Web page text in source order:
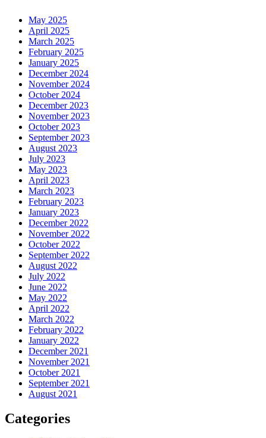
May 2025
April 2025
March 2025
February 2025
January 2025
December 2024
November 2024
October 2024
December 2023
November 2023
October 2023
September 2023
August 2023
July 2023
May 2023
April 2023
March 2023
February 2023
January 2023
December 2022
November 2022
October 2022
September 2022
August 2022
July 2022
June 2022
May 2022
April 2022
March 2022
February 2022
January 2022
December 2021
November 2021
October 2021
September 2021
August 2021
Categories